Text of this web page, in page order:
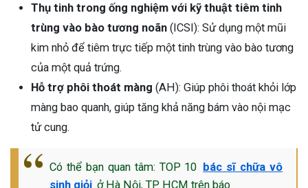
Thụ tinh trong ống nghiệm với kỹ thuật tiêm tinh
trùng vào bào tương noãn (ICSI): Sử dụng một mũi
kim nhỏ để tiêm trực tiếp một tinh trùng vào bào tương
của một quả trứng.
Hỗ trợ phôi thoát màng (AH): Giúp phôi thoát khỏi lớp
màng bao quanh, giúp tăng khả năng bám vào nội mạc
tử cung.
Có thể bạn quan tâm:TOP 10 bác sĩ chữa vô
sinh giỏi ở Hà Nội, TP HCM trên báo